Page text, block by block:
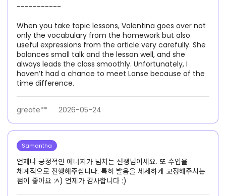
-----------
When you take topic lessons, Valentina goes over not
only the vocabulary from the homework but also
useful expressions from the article very carefully. She
balances small talk and the lesson well, and she
always leads the class smoothly. Unfortunately, I
haven’t had a chance to meet Lanse because of the
time difference.
greate** 2026-05-24
Samantha
언제나 긍정적인 에너지가 넘치는 선생님이세요. 또 수업을
체계적으로 진행해주십니다. 특히 발음을 세세하게 교정해주시는
점이 좋아요 :^) 언제가 감사합니다 :)